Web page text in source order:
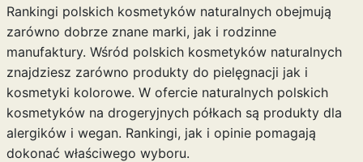
Rankingi polskich kosmetyków naturalnych obejmują
zarówno dobrze znane marki, jak i rodzinne
manufaktury. Wśród polskich kosmetyków naturalnych
znajdziesz zarówno produkty do pielęgnacji jak i
kosmetyki kolorowe. W ofercie naturalnych polskich
kosmetyków na drogeryjnych półkach są produkty dla
alergików i wegan. Rankingi, jak i opinie pomagają
dokonać właściwego wyboru.